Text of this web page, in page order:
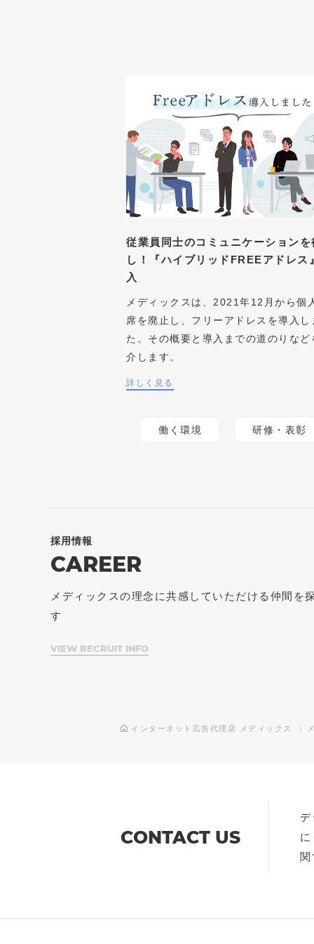
従業員同士のコミュニケーションを
し！『ハイブリッドFREEアドレス
入
メディックスは、2021年12月から個
席を廃止し、フリーアドレスを導入し
た。その概要と導入までの道のりなど
介します。
詳しく見る
働く環境 研修・表彰
採用情報
CAREER
メディックスの理念に共感していただける仲間を
す
VIEW RECRUIT INFO
インターネット広告代理店 メディックス
CONTACT US
に